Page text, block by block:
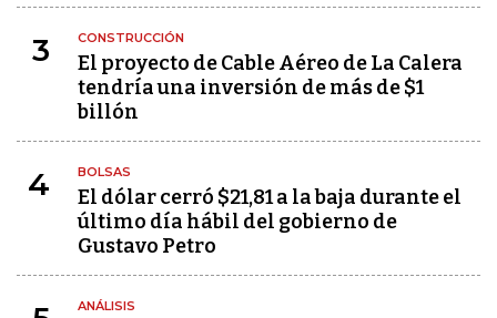
3 CONSTRUCCIÓN
El proyecto de Cable Aéreo de La Calera
tendría una inversión de más de $1
billón
4 BOLSAS
El dólar cerró $21,81 a la baja durante el
último día hábil del gobierno de
Gustavo Petro
ANÁLISIS